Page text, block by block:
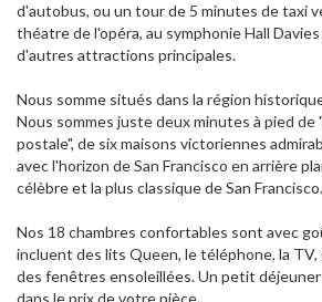
d'autobus, ou un tour de 5 minutes de taxi
théatre de l'opéra, au symphonie Hall
d'autres attractions principales.
Nous somme situés dans la région
Nous sommes juste deux minutes à pied de
postale", de six maisons victoriennes
avec l'horizon de San Francisco en arrière
célèbre et la plus classique de San Francisco.
Nos 18 chambres confortables sont avec
incluent des lits Queen, le téléphone, la
des fenêtres ensoleillées. Un petit